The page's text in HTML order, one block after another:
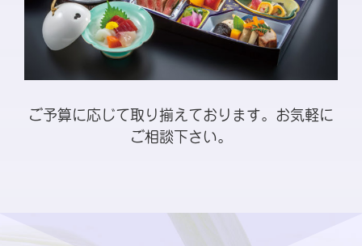
ご予算に応じて取り揃えております。お気軽に
ご相談下さい。